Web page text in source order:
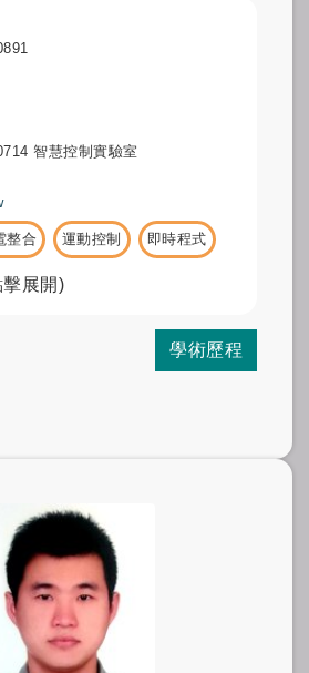
智慧控制實驗室
整合 運動控制 即時程式
展開)
學術歷程